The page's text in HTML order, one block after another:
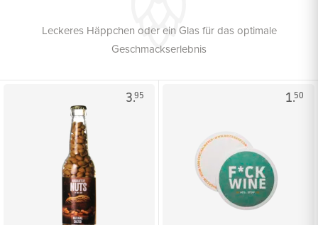
Leckeres Häppchen oder ein Glas für das optimale
Geschmackserlebnis
3.95 1.50